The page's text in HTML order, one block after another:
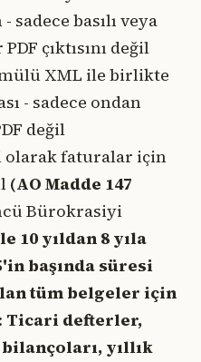
basılı veya
çıktısını değil
XML ile birlikte
- sadece ondan
değil
olarak faturalar için
(AO Madde 147
Bürokrasiyi
10 yıldan 8 yıla
başında süresi
tüm belgeler için
Ticari defterler,
yıllık